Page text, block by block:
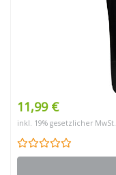
11,99 €
inkl. 19% gesetzlicher MwSt.